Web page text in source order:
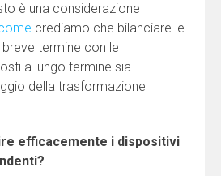
è una considerazione
crediamo che bilanciare le
termine con le
a lungo termine sia
della trasformazione
efficacemente i dispositivi